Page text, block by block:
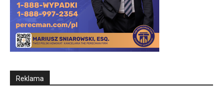
Reklama